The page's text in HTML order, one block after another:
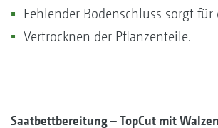
Fehlender Bodenschluss sorgt für
Vertrocknen der Pflanzenteile.
Saatbettbereitung – TopCut mit Walzen